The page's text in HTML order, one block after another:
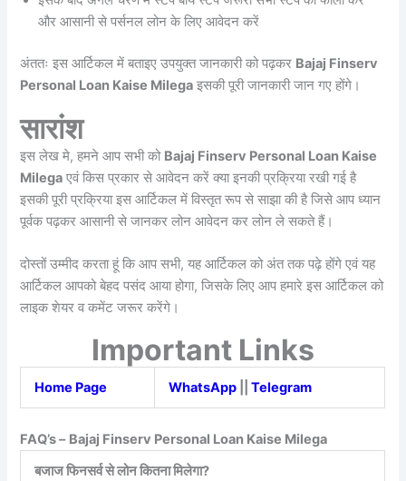
और आसानी से पर्सनल लोन के लिए आवेदन करें
अंततः इस आर्टिकल में बताइए उपयुक्त जानकारी को पढ़कर Bajaj Finserv
Personal Loan Kaise Milega इसकी पूरी जानकारी जान गए होंगे।
सारांश
इस लेख मे, हमने आप सभी को Bajaj Finserv Personal Loan Kaise
Milega एवं किस प्रकार से आवेदन करें क्या इनकी प्रक्रिया रखी गई है
इसकी पूरी प्रक्रिया इस आर्टिकल में विस्तृत रूप से साझा की है जिसे आप ध्यान
पूर्वक पढ़कर आसानी से जानकर लोन आवेदन कर लोन ले सकते हैं।
दोस्तों उम्मीद करता हूं कि आप सभी, यह आर्टिकल को अंत तक पढ़े होंगे एवं यह
आर्टिकल आपको बेहद पसंद आया होगा, जिसके लिए आप हमारे इस आर्टिकल को
लाइक शेयर व कमेंट जरूर करेंगे।
Important Links
Home Page WhatsApp ||Telegram
FAQ’s – Bajaj Finserv Personal Loan Kaise Milega
बजाज फिनसर्व से लोन कितना मिलेगा?